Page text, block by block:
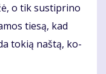
o tik su­stip­ri­no
tie­są, kad
to­kią naš­tą, ko­